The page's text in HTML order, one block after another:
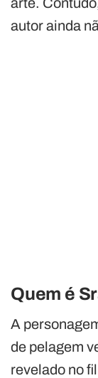
autor ainda
Quem é
A
de pelagem
revelado no